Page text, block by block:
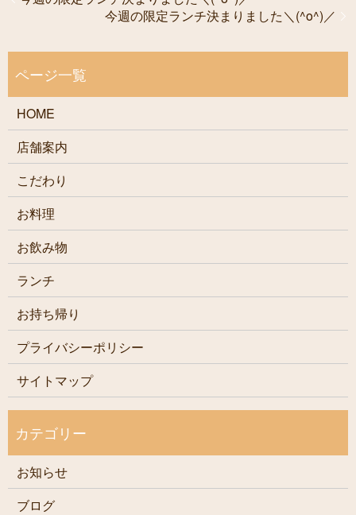
今週の限定ランチ決まりました＼(^o^)／
HOME
店舗案内
こだわり
お料理
お飲み物
ランチ
お持ち帰り
プライバシーポリシー
サイトマップ
お知らせ
ブログ